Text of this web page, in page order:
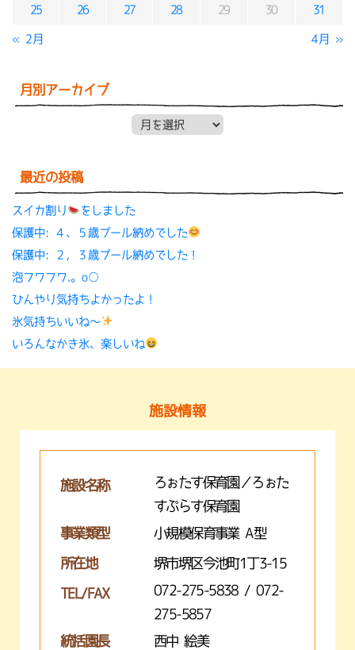
25 26 27 28 29 30 31
« 2月 4月 »
月別アーカイブ
最近の投稿
スイカ割り
をしました
保護中: ４、５歳プール納めでした
保護中: ２，３歳プール納めでした！
泡フワフワ.。o○
ひんやり気持ちよかったよ！
氷気持ちいいね〜
いろんなかき氷、楽しいね
施設情報
施設名称
ろぉたす保育園／ろぉた
すぷらす保育園
事業類型
小規模保育事業 A型
所在地 堺市堺区今池町1丁3-15
TEL/FAX
072-275-5838 / 072-
275-5857
統括園長
西中 絵美